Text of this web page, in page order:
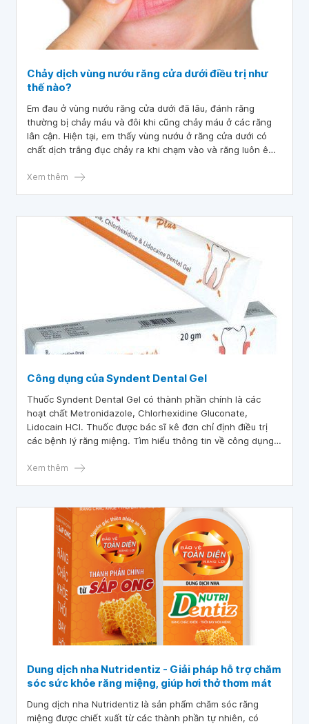
Chảy dịch vùng nướu răng cửa dưới điều trị như
thế nào?
Em đau ở vùng nướu răng cửa dưới đã lâu, đánh răng
thường bị chảy máu và đôi khi cũng chảy máu ở các răng
lân cận. Hiện tại, em thấy vùng nướu ở răng cửa dưới có
chất dịch trắng đục chảy ra khi chạm vào và răng luôn ê
răng cửa dưới điều trị như thế nào? Em cảm ơn bác sĩ.
Xem thêm
Công dụng của Syndent Dental Gel
Thuốc Syndent Dental Gel có thành phần chính là các
hoạt chất Metronidazole, Chlorhexidine Gluconate,
Lidocain HCl. Thuốc được bác sĩ kê đơn chỉ định điều trị
các bệnh lý răng miệng. Tìm hiểu thông tin về công dụng,
quả.
Xem thêm
Dung dịch nha Nutridentiz - Giải pháp hỗ trợ chăm
sóc sức khỏe răng miệng, giúp hơi thở thơm mát
Dung dịch nha Nutridentiz là sản phẩm chăm sóc răng
miệng được chiết xuất từ các thành phần tự nhiên, có